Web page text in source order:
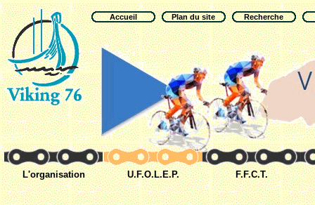
Accueil Plan du site Recherche
L'organisation U.F.O.L.E.P. F.F.C.T.